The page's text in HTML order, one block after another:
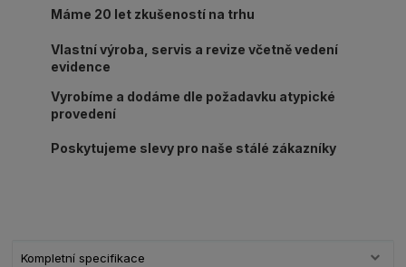
Máme 20 let zkušeností na trhu
Vlastní výroba, servis a revize včetně vedení
evidence
Vyrobíme a dodáme dle požadavku atypické
provedení
Poskytujeme slevy pro naše stálé zákazníky
Kompletní specifikace